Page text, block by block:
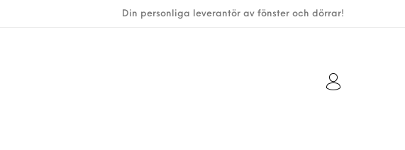
Din personliga leverantör av fönster och dörrar!